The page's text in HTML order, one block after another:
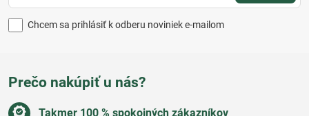
Chcem sa prihlásiť k odberu noviniek e-mailom
Prečo nakúpiť u nás?
Takmer 100 % spokojných zákazníkov